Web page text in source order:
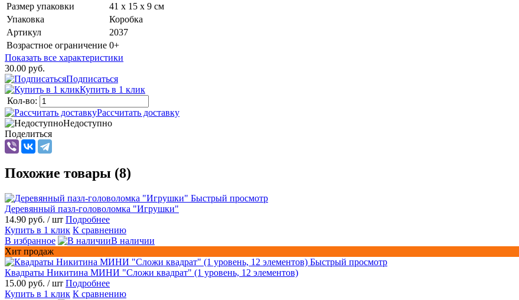
Размер упаковки
41 х 15 х 9 см
Упаковка
Коробка
Артикул
2037
Возрастное ограничение 0+
Показать все характеристики
30.00 руб.
Подписаться
Купить в 1 клик
Кол-во:
Рассчитать доставку
Недоступно
Поделиться
Похожие товары (8)
Быстрый просмотр
Деревянный пазл-головоломка "Игрушки"
14.90 руб. / шт Подробнее
Купить в 1 клик К сравнению
В избранное
В наличии
Хит продаж
Быстрый просмотр
Квадраты Никитина МИНИ "Сложи квадрат" (1 уровень, 12 элементов)
15.00 руб. / шт Подробнее
Купить в 1 клик К сравнению